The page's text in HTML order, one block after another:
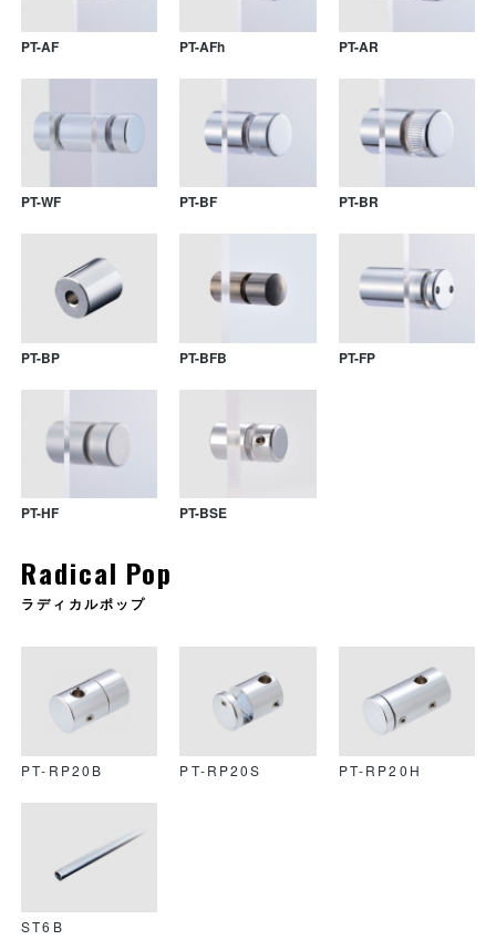
PT-AF PT-AFh PT-AR
PT-WF PT-BF PT-BR
PT-BP PT-BFB PT-FP
PT-HF PT-BSE
PT-CF PT-CR PT-CFB
PT-CBR
Radical Pop
ラディカルポップ
PT-RP20B PT-RP20S PT-RP20H
ST6B